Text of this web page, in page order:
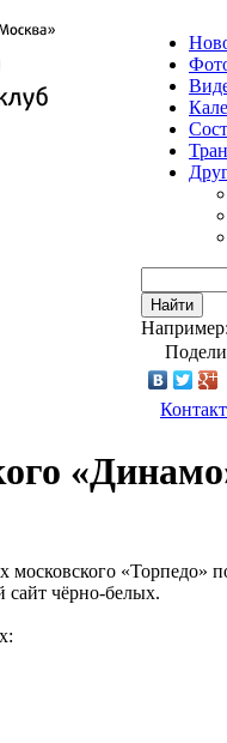
Найти
Например:
московского
чёрно-белых.